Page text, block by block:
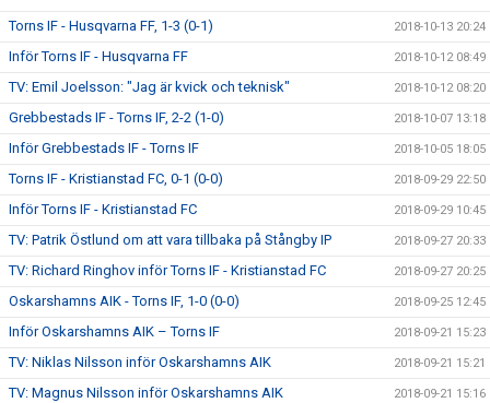
Torns IF - Husqvarna FF, 1-3 (0-1) 2018-10-13 20:24
Inför Torns IF - Husqvarna FF 2018-10-12 08:49
TV: Emil Joelsson: "Jag är kvick och teknisk" 2018-10-12 08:20
Grebbestads IF - Torns IF, 2-2 (1-0) 2018-10-07 13:18
Inför Grebbestads IF - Torns IF 2018-10-05 18:05
Torns IF - Kristianstad FC, 0-1 (0-0) 2018-09-29 22:50
Inför Torns IF - Kristianstad FC 2018-09-29 10:45
TV: Patrik Östlund om att vara tillbaka på Stångby IP 2018-09-27 20:33
TV: Richard Ringhov inför Torns IF - Kristianstad FC 2018-09-27 20:25
Oskarshamns AIK - Torns IF, 1-0 (0-0) 2018-09-25 12:45
Inför Oskarshamns AIK – Torns IF 2018-09-21 15:23
TV: Niklas Nilsson inför Oskarshamns AIK 2018-09-21 15:21
TV: Magnus Nilsson inför Oskarshamns AIK 2018-09-21 15:16